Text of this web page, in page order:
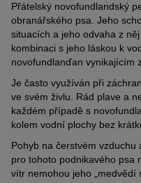
Přátelský novofundlandský
obranářského psa. Jeho
situacích a jeho odvaha z
kombinaci s jeho láskou k
novofundlanďan vynikajícím
Je často využíván při
ve svém živlu. Rád plave a
každém případě s
kolem vodní plochy bez
Pohyb na čerstvém
pro tohoto podnikavého psa
vítr nemohou jeho „medvědí